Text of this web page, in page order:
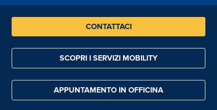
CONTATTACI
SCOPRI I SERVIZI MOBILITY
APPUNTAMENTO IN OFFICINA